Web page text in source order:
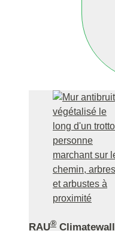
RAU® Climatewall